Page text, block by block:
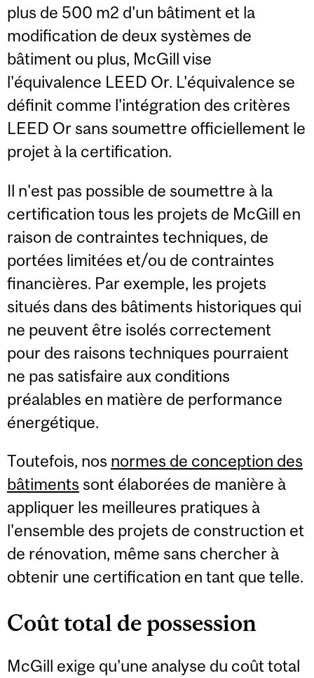
plus de 500 m2 d'un bâtiment et la
modification de deux systèmes de
bâtiment ou plus, McGill vise
l'équivalence LEED Or. L'équivalence se
définit comme l'intégration des critères
LEED Or sans soumettre officiellement le
projet à la certification.
Il n'est pas possible de soumettre à la
certification tous les projets de McGill en
raison de contraintes techniques, de
portées limitées et/ou de contraintes
financières. Par exemple, les projets
situés dans des bâtiments historiques qui
ne peuvent être isolés correctement
pour des raisons techniques pourraient
ne pas satisfaire aux conditions
préalables en matière de performance
énergétique.
Toutefois, nos normes de conception des
bâtiments sont élaborées de manière à
appliquer les meilleures pratiques à
l'ensemble des projets de construction et
de rénovation, même sans chercher à
obtenir une certification en tant que telle.
Coût total de possession
McGill exige qu'une analyse du coût total